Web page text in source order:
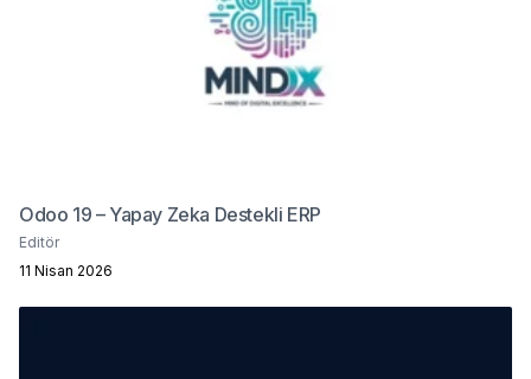
Odoo 19 – Yapay Zeka Destekli ERP
Editör
11 Nisan 2026